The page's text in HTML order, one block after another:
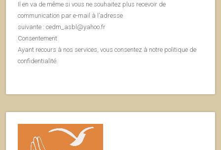
Il en va de même si vous ne souhaitez plus recevoir de
communication par e-mail à l’adresse
suivante : cedm_asbl@yahoo.fr
Consentement
Ayant recours à nos services, vous consentez à notre politique de
confidentialité.